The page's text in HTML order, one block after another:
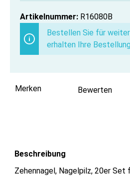
Artikelnummer: R16080B
Bestellen Sie für
erhalten Ihre
Merken Bewerten
Beschreibung
Zehennagel, Nagelpilz, 20er Set